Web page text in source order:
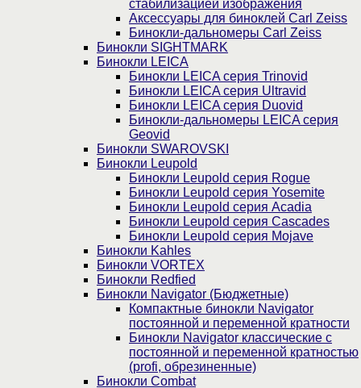
стабилизацией изображения
Аксессуары для биноклей Carl Zeiss
Бинокли-дальномеры Carl Zeiss
Бинокли SIGHTMARK
Бинокли LEICA
Бинокли LEICA серия Trinovid
Бинокли LEICA серия Ultravid
Бинокли LEICA серия Duovid
Бинокли-дальномеры LEICA серия
Geovid
Бинокли SWAROVSKI
Бинокли Leupold
Бинокли Leupold серия Rogue
Бинокли Leupold серия Yosemite
Бинокли Leupold серия Acadia
Бинокли Leupold серия Cascades
Бинокли Leupold серия Mojave
Бинокли Kahles
Бинокли VORTEX
Бинокли Redfied
Бинокли Navigator (Бюджетные)
Компактные бинокли Navigator
постоянной и переменной кратности
Бинокли Navigator классические с
постоянной и переменной кратностью
(profi, обрезиненные)
Бинокли Combat